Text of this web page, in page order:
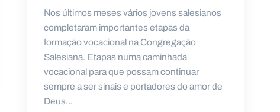
Nos últimos meses vários jovens salesianos
completaram importantes etapas da
formação vocacional na Congregação
Salesiana. Etapas numa caminhada
vocacional para que possam continuar
sempre a ser sinais e portadores do amor de
Deus...